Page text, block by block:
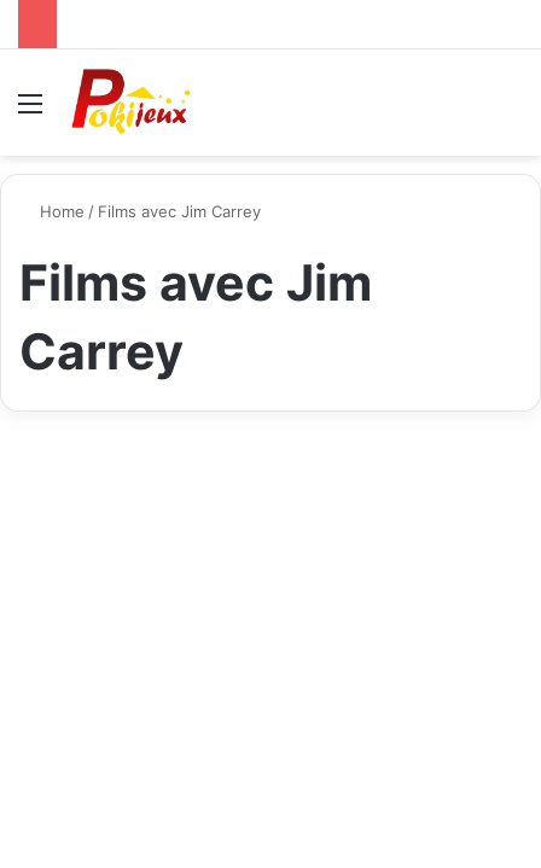
Menu
Home / Films avec Jim Carrey
Films avec Jim
Carrey